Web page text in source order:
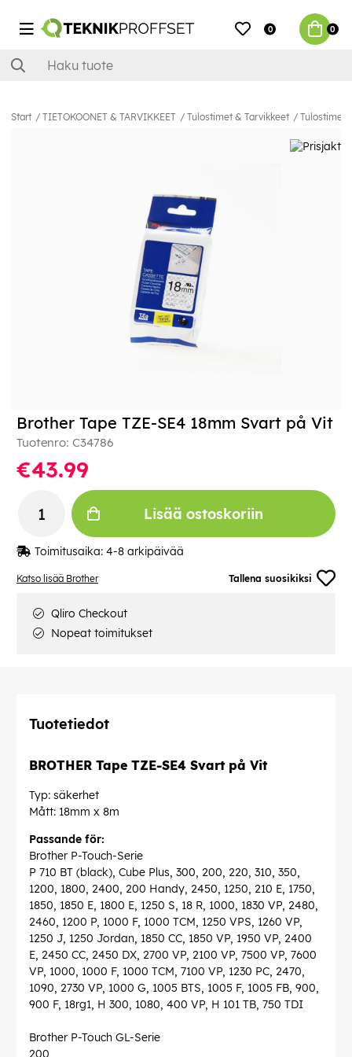
0 0
Start TIETOKOONET & TARVIKKEET Tulostimet & Tarvikkeet Tulostimet
Katso lisää Brother Tallena suosikiksi
Brother Tape TZE-SE4 18mm Svart på Vit
Tuotenro: C34786
€43.99
Lisää ostoskoriin
Toimitusaika: 4-8 arkipäivää
Qliro Checkout
Nopeat toimitukset
Tuotetiedot
BROTHER Tape TZE-SE4 Svart på Vit
Typ: säkerhet
Mått: 18mm x 8m
Passande för:
Brother P-Touch-Serie
P 710 BT (black), Cube Plus, 300, 200, 220, 310, 350,
1200, 1800, 2400, 200 Handy, 2450, 1250, 210 E, 1750,
1850, 1850 E, 1800 E, 1250 S, 18 R, 1000, 1830 VP, 2480,
2460, 1200 P, 1000 F, 1000 TCM, 1250 VPS, 1260 VP,
1250 J, 1250 Jordan, 1850 CC, 1850 VP, 1950 VP, 2400
E, 2450 CC, 2450 DX, 2700 VP, 2100 VP, 7500 VP, 7600
VP, 1000, 1000 F, 1000 TCM, 7100 VP, 1230 PC, 2470,
1090, 2730 VP, 1000 G, 1005 BTS, 1005 F, 1005 FB, 900,
900 F, 18rg1, H 300, 1080, 400 VP, H 101 TB, 750 TDI
Brother P-Touch GL-Serie
200